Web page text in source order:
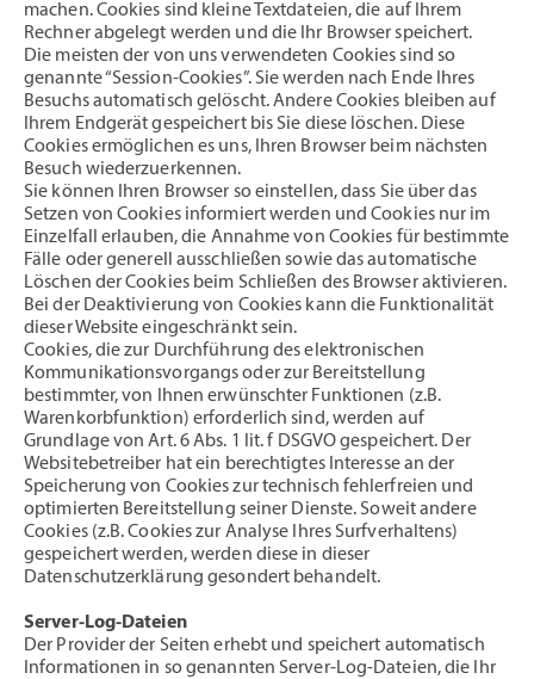
machen. Cookies sind kleine Textdateien, die auf Ihrem
Rechner abgelegt werden und die Ihr Browser speichert.
Die meisten der von uns verwendeten Cookies sind so
genannte “Session-Cookies”. Sie werden nach Ende Ihres
Besuchs automatisch gelöscht. Andere Cookies bleiben auf
Ihrem Endgerät gespeichert bis Sie diese löschen. Diese
Cookies ermöglichen es uns, Ihren Browser beim nächsten
Besuch wiederzuerkennen.
Sie können Ihren Browser so einstellen, dass Sie über das
Setzen von Cookies informiert werden und Cookies nur im
Einzelfall erlauben, die Annahme von Cookies für bestimmte
Fälle oder generell ausschließen sowie das automatische
Löschen der Cookies beim Schließen des Browser aktivieren.
Bei der Deaktivierung von Cookies kann die Funktionalität
dieser Website eingeschränkt sein.
Cookies, die zur Durchführung des elektronischen
Kommunikationsvorgangs oder zur Bereitstellung
bestimmter, von Ihnen erwünschter Funktionen (z.B.
Warenkorbfunktion) erforderlich sind, werden auf
Grundlage von Art. 6 Abs. 1 lit. f DSGVO gespeichert. Der
Websitebetreiber hat ein berechtigtes Interesse an der
Speicherung von Cookies zur technisch fehlerfreien und
optimierten Bereitstellung seiner Dienste. Soweit andere
Cookies (z.B. Cookies zur Analyse Ihres Surfverhaltens)
gespeichert werden, werden diese in dieser
Datenschutzerklärung gesondert behandelt.
Server-Log-Dateien
Der Provider der Seiten erhebt und speichert automatisch
Informationen in so genannten Server-Log-Dateien, die Ihr